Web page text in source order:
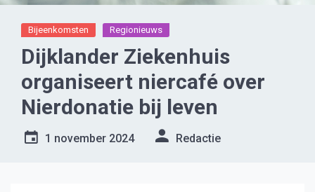
Bijeenkomsten Regionieuws
Dijklander Ziekenhuis
organiseert niercafé over
Nierdonatie bij leven
1 november 2024 Redactie